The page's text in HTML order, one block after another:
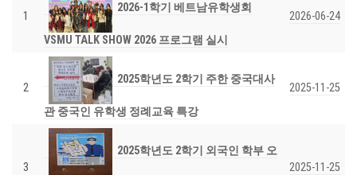
1
2026-1학기 베트남유학생회
VSMU TALK SHOW 2026 프로그램 실시
2026-06-24
2
2025학년도 2학기 주한 중국대사
관 중국인 유학생 정례교육 특강
2025-11-25
3
2025학년도 2학기 외국인 학부 오
2025-11-25